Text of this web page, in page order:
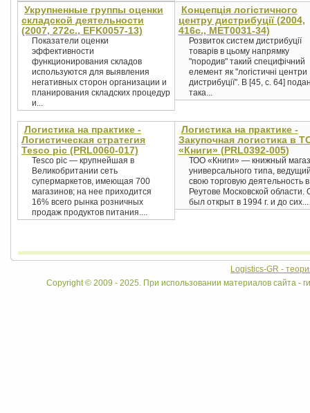
Укрупненные группы оценки
складской деятельности
(2007, 272c., EFK0057-13)
Показатели оценки
эффективности
функционирования складов
используются для выявления
негативных сторон организации и
планирования складских процедур
и...
Концепція логістичного
центру дистрибуції (2004,
416с., MET0031-34)
Розвиток систем дистрибуції
товарів в цьому напрямку
"породив" такий специфічний
елемент як "логістичні центри
дистрибуції". В [45, с. 64]
така...
Логистика на практике -
Логистическая стратегия
Tesco pic (PRL0060-017)
Tesco pic — крупнейшая в
Великобритании сеть
супермаркетов, имеющая 700
магазинов; на нее приходится
16% всего рынка розничных
продаж продуктов питания....
Логистика на практике -
Закупочная логистика в
«Книги» (PRL0392-005)
ТОО «Книги» — книжный
универсального типа,
свою торговую деятельность в
Реутове Московской области.
был открыт в 1994 г. и до сих...
Logistics-GR -
Copyright © 2009 - 2025. При использовании материалов сайта -